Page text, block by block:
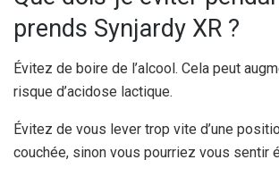
prends Synjardy XR ?
Évitez de boire de l’alcool. Cela peut
risque d’acidose lactique.
Évitez de vous lever trop vite d’une
couchée, sinon vous pourriez vous sentir